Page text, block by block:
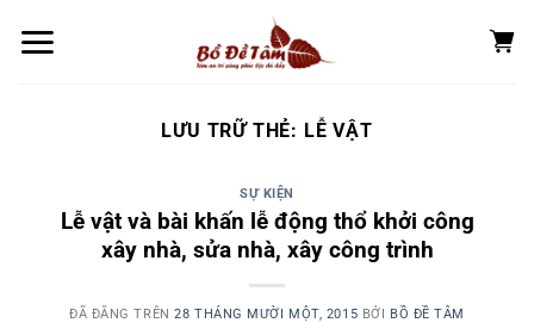
đến
LƯU TRỮ THẺ: LỄ VẬT
SỰ KIỆN
Lễ vật và bài khấn lễ động thổ khởi công
xây nhà, sửa nhà, xây công trình
ĐÃ ĐĂNG TRÊN28 THÁNG MƯỜI MỘT, 2015 BỞI BỒ ĐỀ TÂM